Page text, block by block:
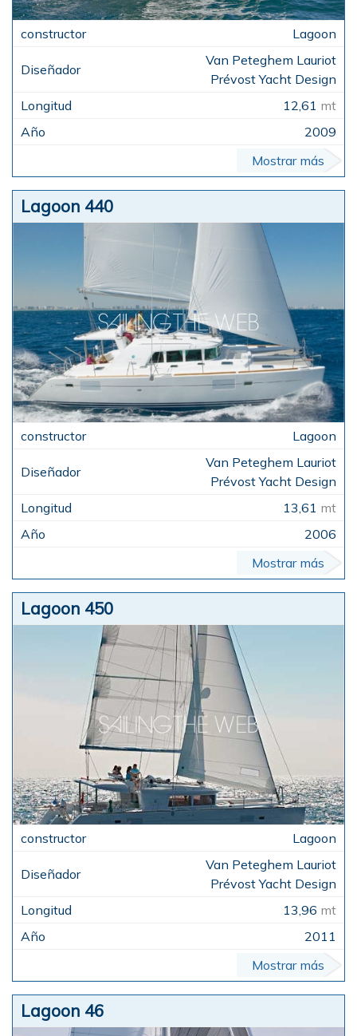
Lagoon
Van Peteghem Lauriot
Prévost Yacht Design
12,61 mt
2009
Mostrar más
Lagoon 440
Lagoon
Van Peteghem Lauriot
Prévost Yacht Design
13,61 mt
2006
Mostrar más
Lagoon 450
Lagoon
Van Peteghem Lauriot
Prévost Yacht Design
13,96 mt
2011
Mostrar más
Lagoon 46